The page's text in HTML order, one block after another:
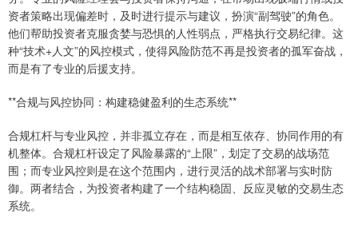
资者策略出现偏差时，及时进行提示与建议，扮演“副驾驶”的角色。
他们帮助投资者克服贪婪与恐惧的人性弱点，严格执行交易纪律。这
种“技术+人文”的风控模式，使得风险防范不再是投资者的孤军奋战，
而是有了专业的后援支持。
**合规与风控协同：构建稳健盈利的生态系统**
合规杠杆与专业风控，并非孤立存在，而是相互依存、协同作用的有
机整体。合规杠杆设定了风险暴露的“上限”，划定了交易的战场范
围；而专业风控则是在这个范围内，进行灵活的战术部署与实时防
御。两者结合，为投资者构建了一个结构稳固、反应灵敏的交易生态
系统。